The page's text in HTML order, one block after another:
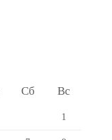
Сб Вс
1